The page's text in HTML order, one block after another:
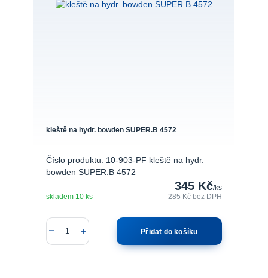
kleště na hydr. bowden SUPER.B 4572
Číslo produktu: 10-903-PF kleště na hydr.
bowden SUPER.B 4572
345 Kč/ks
285 Kčbez DPH
skladem 10 ks
Přidat do košíku